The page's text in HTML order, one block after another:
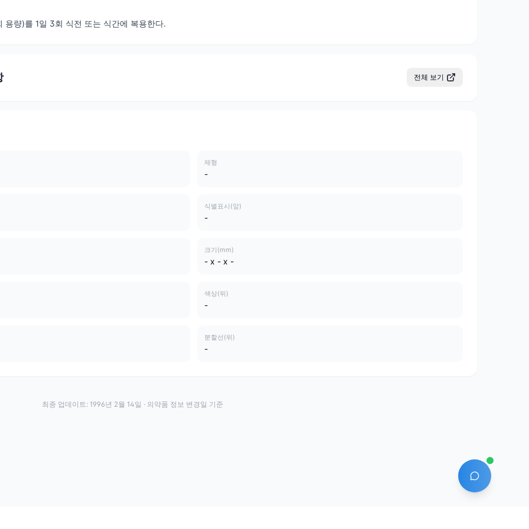
용량)를 1일 3회 식전 또는 식간에 복용한다.
전체 보기
제형
-
식별표시(앞)
-
크기(mm)
- x - x -
색상(뒤)
-
분할선(뒤)
-
AI 에이전트
최종 업데이트: 1996년 2월 14일 · 의약품 정보 변경일 기준